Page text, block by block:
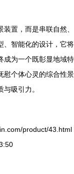
置，而是串联自然、
、智能化的设计，它将
成为一个既彰显地域特
慰个体心灵的综合性景
吸引力。
product/43.html